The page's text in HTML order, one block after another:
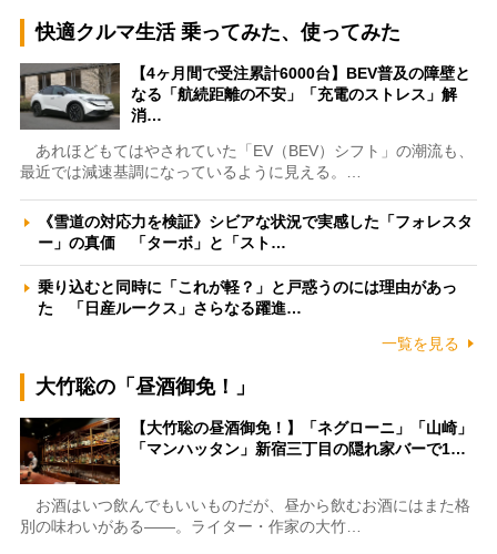
快適クルマ生活 乗ってみた、使ってみた
【4ヶ月間で受注累計6000台】BEV普及の障壁と
なる「航続距離の不安」「充電のストレス」解
消…
あれほどもてはやされていた「EV（BEV）シフト」の潮流も、
最近では減速基調になっているように見える。…
《雪道の対応力を検証》シビアな状況で実感した「フォレスタ
ー」の真価 「ターボ」と「スト…
乗り込むと同時に「これが軽？」と戸惑うのには理由があっ
た 「日産ルークス」さらなる躍進…
一覧を見る
大竹聡の「昼酒御免！」
【大竹聡の昼酒御免！】「ネグローニ」「山崎」
「マンハッタン」新宿三丁目の隠れ家バーで1…
お酒はいつ飲んでもいいものだが、昼から飲むお酒にはまた格
別の味わいがある――。ライター・作家の大竹…